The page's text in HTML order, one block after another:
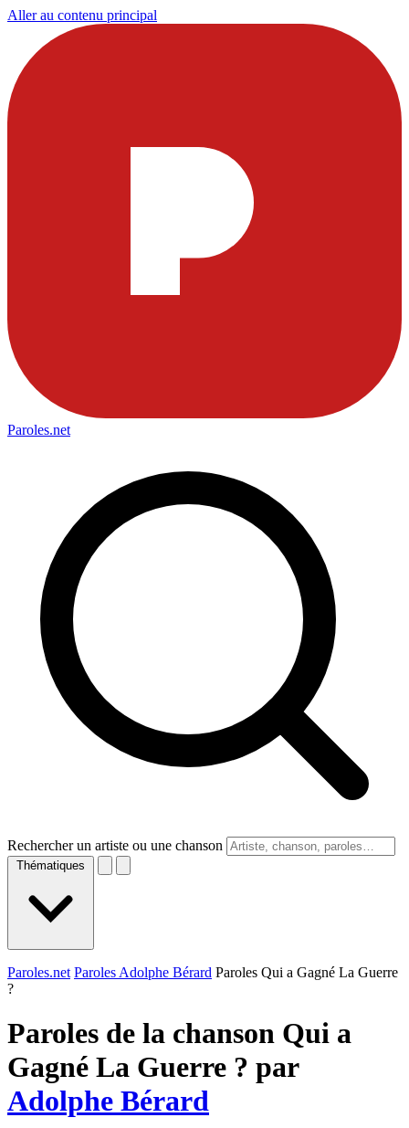
Aller au contenu principal
Paroles.net
Rechercher un artiste ou une chanson
Thématiques
Paroles.net Paroles Adolphe Bérard Paroles Qui a Gagné La Guerre
?
Paroles de la chanson Qui a
Gagné La Guerre ? par
Adolphe Bérard